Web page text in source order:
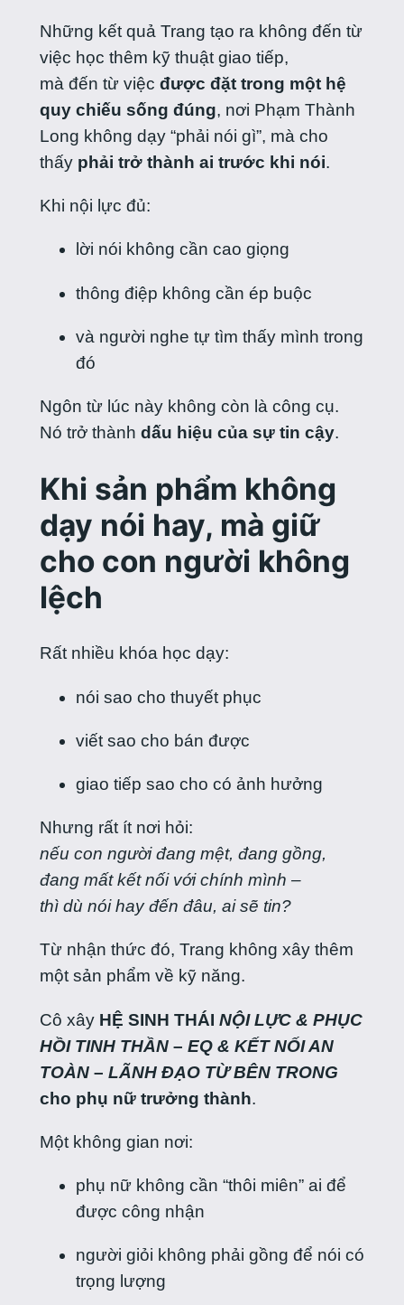
Những kết quả Trang tạo ra không đến từ
việc học thêm kỹ thuật giao tiếp,
mà đến từ việc được đặt trong một hệ
quy chiếu sống đúng, nơi Phạm Thành
Long không dạy “phải nói gì”, mà cho
thấy phải trở thành ai trước khi nói.
Khi nội lực đủ:
lời nói không cần cao giọng
thông điệp không cần ép buộc
và người nghe tự tìm thấy mình trong
đó
Ngôn từ lúc này không còn là công cụ.
Nó trở thành dấu hiệu của sự tin cậy.
Khi sản phẩm không
dạy nói hay, mà giữ
cho con người không
lệch
Rất nhiều khóa học dạy:
nói sao cho thuyết phục
viết sao cho bán được
giao tiếp sao cho có ảnh hưởng
Nhưng rất ít nơi hỏi:
nếu con người đang mệt, đang gồng,
đang mất kết nối với chính mình –
thì dù nói hay đến đâu, ai sẽ tin?
Từ nhận thức đó, Trang không xây thêm
một sản phẩm về kỹ năng.
Cô xây HỆ SINH THÁI NỘI LỰC & PHỤC
HỒI TINH THẦN– EQ & KẾT NỐI AN
TOÀN– LÃNH ĐẠO TỪ BÊN TRONG
cho phụ nữ trưởng thành.
Một không gian nơi:
phụ nữ không cần “thôi miên” ai để
được công nhận
người giỏi không phải gồng để nói có
trọng lượng